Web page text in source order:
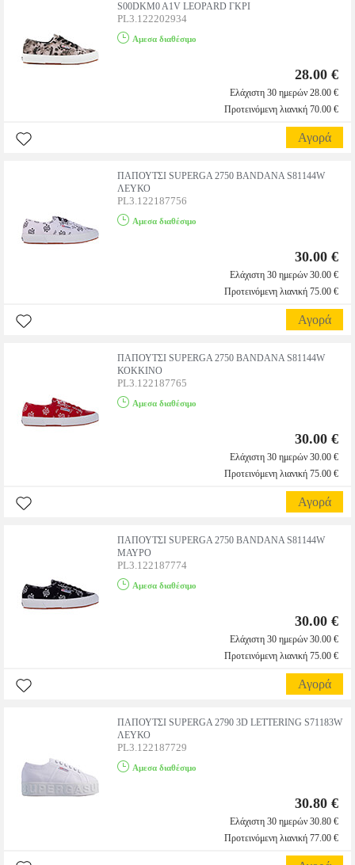
S00DKM0 A1V LEOPARD ΓΚΡΙ
PL3.122202934
Αμεσα διαθέσιμο
28.00 €
Ελάχιστη 30 ημερών 28.00 €
Προτεινόμενη λιανική 70.00 €
Αγορά
ΠΑΠΟΥΤΣΙ SUPERGA 2750 BANDANA S81144W
ΛΕΥΚΟ
PL3.122187756
Αμεσα διαθέσιμο
30.00 €
Ελάχιστη 30 ημερών 30.00 €
Προτεινόμενη λιανική 75.00 €
Αγορά
ΠΑΠΟΥΤΣΙ SUPERGA 2750 BANDANA S81144W
ΚΟΚΚΙΝΟ
PL3.122187765
Αμεσα διαθέσιμο
30.00 €
Ελάχιστη 30 ημερών 30.00 €
Προτεινόμενη λιανική 75.00 €
Αγορά
ΠΑΠΟΥΤΣΙ SUPERGA 2750 BANDANA S81144W
ΜΑΥΡΟ
PL3.122187774
Αμεσα διαθέσιμο
30.00 €
Ελάχιστη 30 ημερών 30.00 €
Προτεινόμενη λιανική 75.00 €
Αγορά
ΠΑΠΟΥΤΣΙ SUPERGA 2790 3D LETTERING S71183W
ΛΕΥΚΟ
PL3.122187729
Αμεσα διαθέσιμο
30.80 €
Ελάχιστη 30 ημερών 30.80 €
Προτεινόμενη λιανική 77.00 €